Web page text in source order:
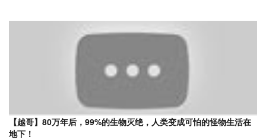
【越哥】80万年后，99%的生物灭绝，人类变成可怕的怪物生活在
地下！